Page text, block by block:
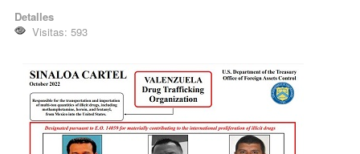
Detalles
Visitas: 593